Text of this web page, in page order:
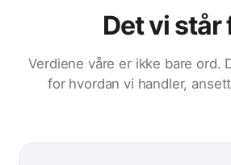
Det vi står
Verdiene våre er ikke bare ord.
for hvordan vi handler,